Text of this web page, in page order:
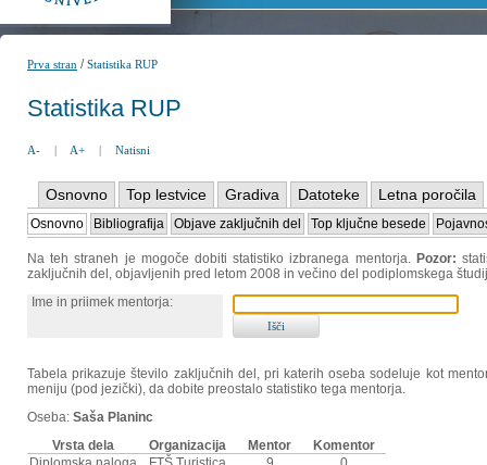
Prva stran /Statistika RUP
Statistika RUP
A- | A+ | Natisni
Osnovno Top lestvice Gradiva Datoteke Letna poročila
Osnovno Bibliografija Objave zaključnih del Top ključne besede
Na teh straneh je mogoče dobiti statistiko izbranega mentorja. Pozor:
zaključnih del, objavljenih pred letom 2008 in večino del podiplomskega
Ime in priimek mentorja:
Tabela prikazuje število zaključnih del, pri katerih oseba sodeluje kot
meniju (pod jezički), da dobite preostalo statistiko tega mentorja.
Oseba: Saša Planinc
Vrsta dela
Organizacija Mentor
Komentor